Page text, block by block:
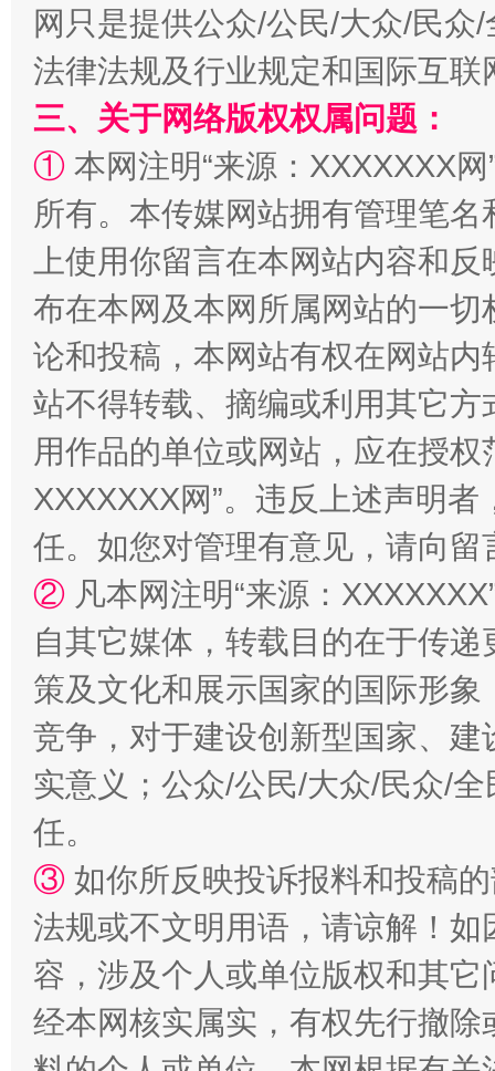
国家大学科技园优化重塑工作
扯下公款旅游的“隐身衣” 如何以
网只是提供公众/公民/大众/民
法律法规及行业规定和国际互
三、关于网络版权权属问题：
① 本网注明“来源：XXXXXXX
所有。本传媒网站拥有管理笔
上使用你留言在本网站内容和
布在本网及本网所属网站的一
论和投稿，本网站有权在网站
站不得转载、摘编或利用其它
用作品的单位或网站，应在授
XXXXXXX网”。违反上述声明
任。如您对管理有意见，请向
② 凡本网注明“来源：
自其它媒体，转载目的在于传
策及文化和展示国家的国际形
竞争，对于建设创新型国家、
实意义；公众/公民/大众/民众/
任。
③ 如你所反映投诉报料和投稿
法规或不文明用语，请谅解！
容，涉及个人或单位版权和其它
经本网核实属实，有权先行撤